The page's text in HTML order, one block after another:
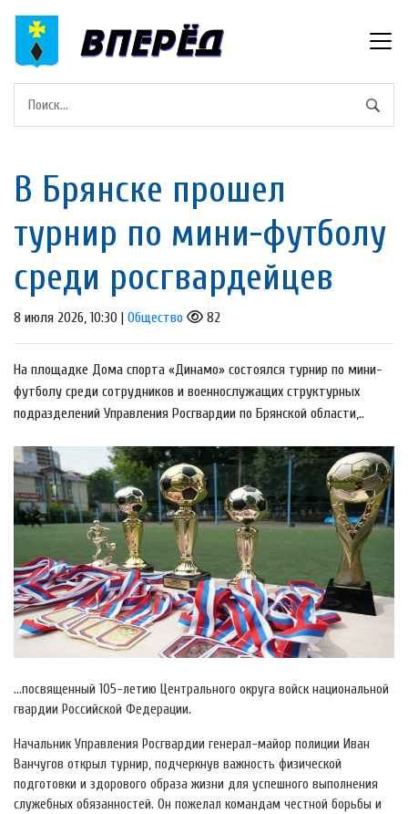
В Брянске прошел
турнир по мини-футболу
среди росгвардейцев
8 июля 2026, 10:30 | Общество 82
На площадке Дома спорта «Динамо» состоялся турнир по мини-
футболу среди сотрудников и военнослужащих структурных
подразделений Управления Росгвардии по Брянской области,..
…посвященный 105-летию Центрального округа войск национальной
гвардии Российской Федерации.
Начальник Управления Росгвардии генерал-майор полиции Иван
Ванчугов открыл турнир, подчеркнув важность физической
подготовки и здорового образа жизни для успешного выполнения
служебных обязанностей. Он пожелал командам честной борьбы и